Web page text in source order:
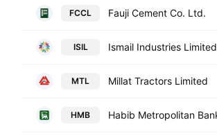
FCCL Fauji Cement Co. Ltd.
ISIL Ismail Industries Limited
MTL Millat Tractors Limited
HMB